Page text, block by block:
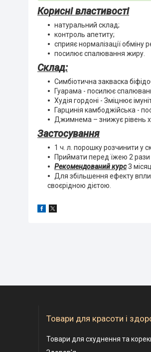
Корисні властивості
натуральний склад;
контроль апетиту;
сприяє нормалізації обміну
посилює спалювання жиру.
Склад:
Симбіотична закваска
Гуарама - посилює
Худія гордоні - Зміцнює
Гарцинія камбоджійська -
Джимнема – знижує рівень
Застосування
1 ч. л. порошку розчинити у
Приймати перед їжею 2 рази
Рекомендований курс3
Для збільшення ефекту
своєрідною дієтою.
Товари для красоти і
Товари для схуднення та